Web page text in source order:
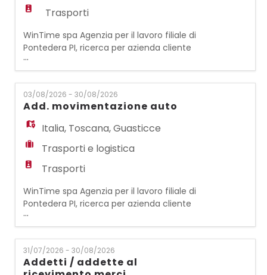
Trasporti
WinTime spa Agenzia per il lavoro filiale di
Pontedera PI, ricerca per azienda cliente
operante settore logistica, n° 1 Operativo
Mare/Aereo Export Principali mansioni: -
Gestione operativa delle spedizioni export
via mare e via aereo. - Organizzazione e
monitoraggio delle spedizioni, dalla presa in
carico fino alla consegna. - Predispo
...
03/08/2026 - 30/08/2026
Add. movimentazione auto
Italia, Toscana,Guasticce
Trasporti e logistica
Trasporti
WinTime spa Agenzia per il lavoro filiale di
Pontedera PI, ricerca per azienda cliente
operante settore logistica dell'auto, n° 1
Addetto alla movimentazione veicoli.
Principali mansioni: Le risorse, inserite
all'interno di un parco auto si occuperanno
della movimentazione di automobili e di
...
31/07/2026 - 30/08/2026
Addetti / addette al